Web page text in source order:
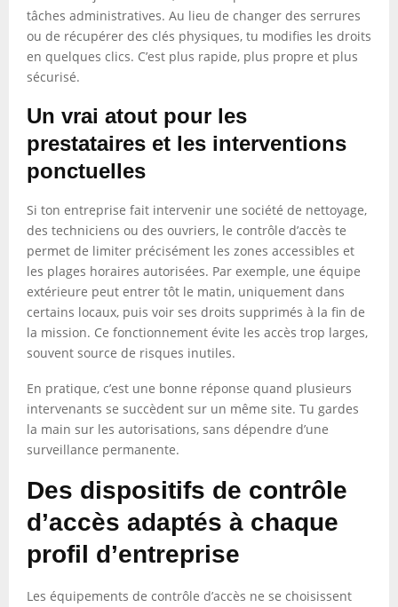
tâches administratives. Au lieu de changer des serrures
ou de récupérer des clés physiques, tu modifies les droits
en quelques clics. C’est plus rapide, plus propre et plus
sécurisé.
Un vrai atout pour les
prestataires et les interventions
ponctuelles
Si ton entreprise fait intervenir une société de nettoyage,
des techniciens ou des ouvriers, le contrôle d’accès te
permet de limiter précisément les zones accessibles et
les plages horaires autorisées. Par exemple, une équipe
extérieure peut entrer tôt le matin, uniquement dans
certains locaux, puis voir ses droits supprimés à la fin de
la mission. Ce fonctionnement évite les accès trop larges,
souvent source de risques inutiles.
En pratique, c’est une bonne réponse quand plusieurs
intervenants se succèdent sur un même site. Tu gardes
la main sur les autorisations, sans dépendre d’une
surveillance permanente.
Des dispositifs de contrôle
d’accès adaptés à chaque
profil d’entreprise
Les équipements de contrôle d’accès ne se choisissent